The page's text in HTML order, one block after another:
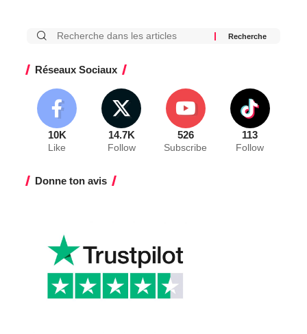
Réseaux Sociaux
10K
Like
14.7K
Follow
526
Subscribe
113
Follow
Donne ton avis